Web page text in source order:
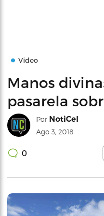
Video
Manos
pasarela
Por NotiCel
Ago 3, 2018
0